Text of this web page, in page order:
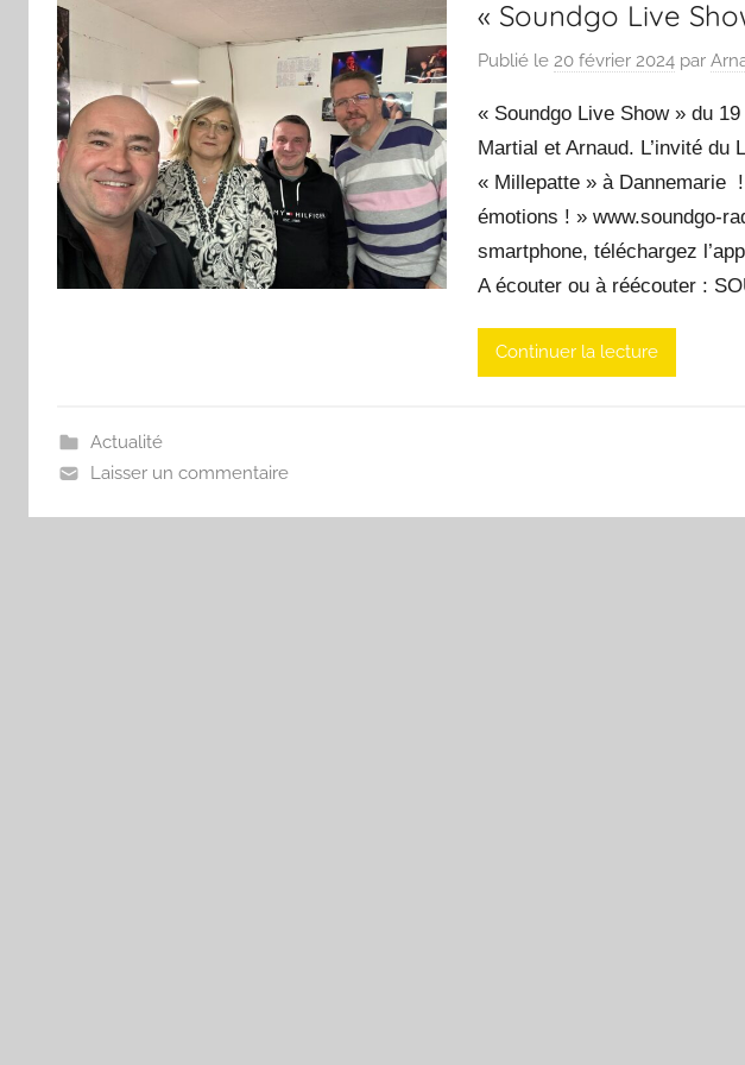
« Soundgo Live
Publié le 20 février 2024par
« Soundgo Live Show » du
Martial et Arnaud. L’invité du
« Millepatte » à Dannemarie
émotions ! » www.soundgo-
smartphone, téléchargez
A écouter ou à réécouter :
Continuer la lecture
Actualité
Laisser un commentaire